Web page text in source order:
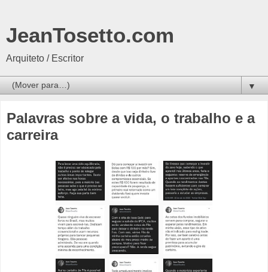
JeanTosetto.com
Arquiteto / Escritor
▼
Palavras sobre a vida, o trabalho e a
carreira